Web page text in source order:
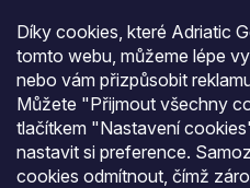
Díky cookies, které Adriatic
tomto webu, můžeme lépe
nebo vám přizpůsobit
Můžete "Přijmout všechny
tlačítkem "Nastavení
nastavit si preference.
cookies odmítnout, čímž
Všeobecné obchodní
Podmínky ochrany osobních
Moje objednávka
Přijímáme online platby